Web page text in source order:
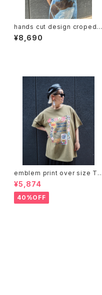
hands cut design croped T
-shirt Tシャツ ちびT クロップ
ド ストーン キラキラ
¥8,690
emblem print over size T-
shirt Tシャツ プリントT エンブ
レム オーバーサイズ
¥5,874
40%OFF